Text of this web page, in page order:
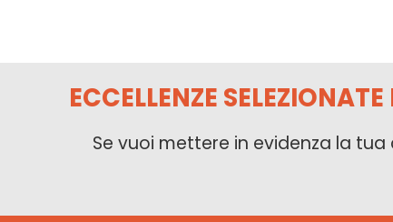
ECCELLENZE
Se vuoi mettere in evidenza la tua